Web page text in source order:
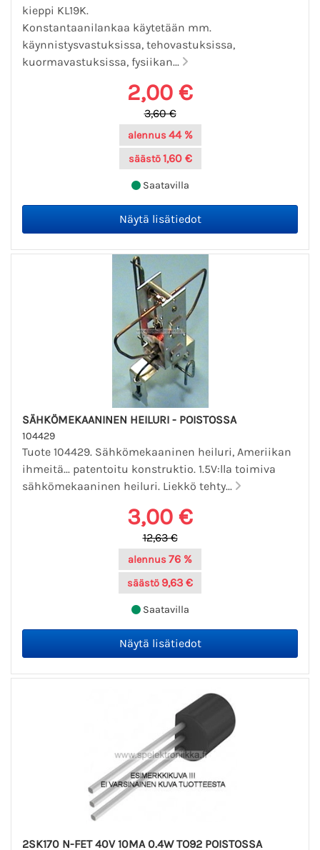
kieppi KL19K.
Konstantaanilankaa käytetään mm.
käynnistysvastuksissa, tehovastuksissa,
kuormavastuksissa, fysiikan...
2,00 €
3,60 €
alennus 44 %
säästö 1,60 €
Saatavilla
SÄHKÖMEKAANINEN HEILURI - POISTOSSA
104429
Tuote 104429. Sähkömekaaninen heiluri, Ameriikan
ihmeitä... patentoitu konstruktio. 1.5V:lla toimiva
sähkömekaaninen heiluri. Liekkö tehty...
3,00 €
12,63 €
alennus76 %
säästö 9,63 €
Saatavilla
2SK170 N-FET 40V 10MA 0.4W TO92 POISTOSSA